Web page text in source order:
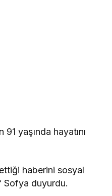
yaşında hayatını
haberini sosyal
Sofya duyurdu.